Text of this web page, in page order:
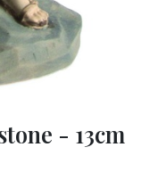
- 13cm